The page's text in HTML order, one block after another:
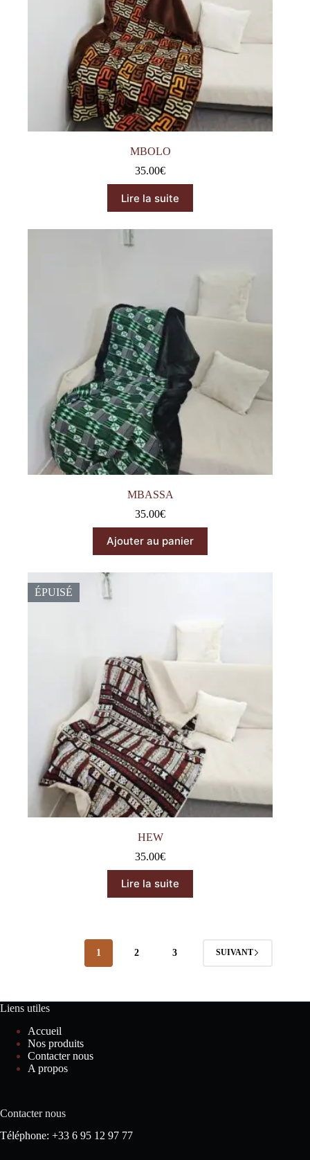
MBOLO
35.00€
Lire la suite
MBASSA
35.00€
Ajouter au panier
ÉPUISÉ
HEW
35.00€
Lire la suite
1 2 3 SUIVANT
Liens utiles
Accueil
Nos produits
Contacter nous
A propos
Contacter nous
Téléphone: +33 6 95 12 97 77